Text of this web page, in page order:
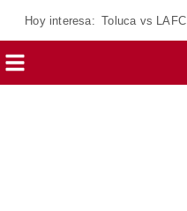
Hoy interesa: Toluca vs LAFC